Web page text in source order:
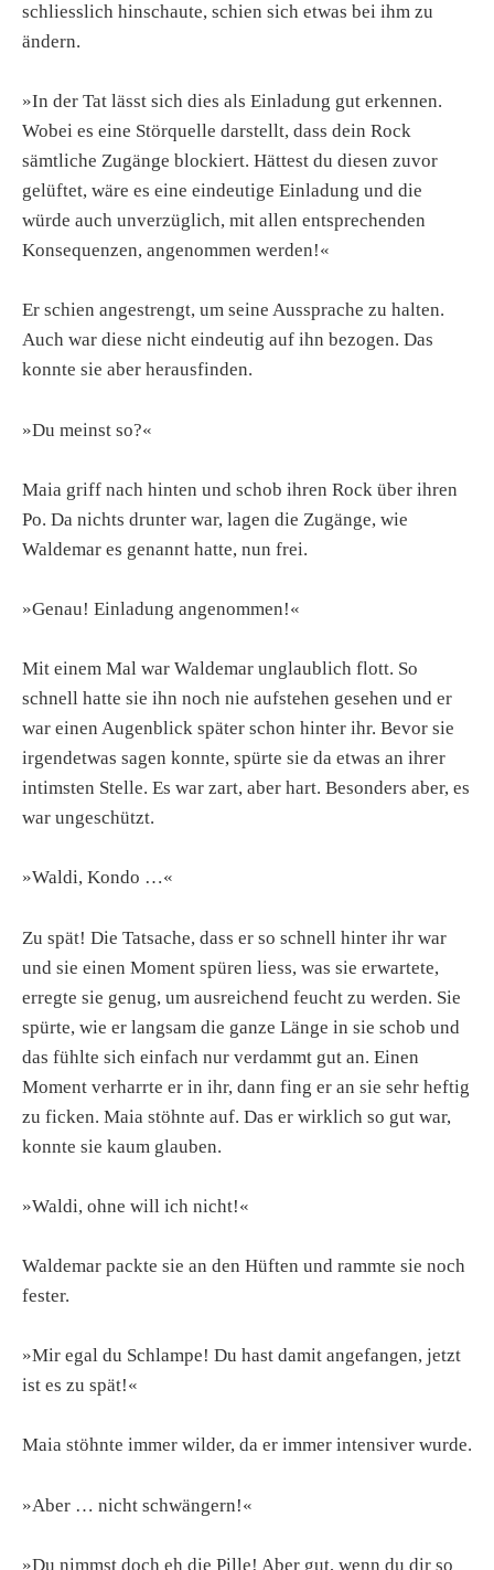
schliesslich hinschaute, schien sich etwas bei ihm zu
ändern.
»In der Tat lässt sich dies als Einladung gut erkennen.
Wobei es eine Störquelle darstellt, dass dein Rock
sämtliche Zugänge blockiert. Hättest du diesen zuvor
gelüftet, wäre es eine eindeutige Einladung und die
würde auch unverzüglich, mit allen entsprechenden
Konsequenzen, angenommen werden!«
Er schien angestrengt, um seine Aussprache zu halten.
Auch war diese nicht eindeutig auf ihn bezogen. Das
konnte sie aber herausfinden.
»Du meinst so?«
Maia griff nach hinten und schob ihren Rock über ihren
Po. Da nichts drunter war, lagen die Zugänge, wie
Waldemar es genannt hatte, nun frei.
»Genau! Einladung angenommen!«
Mit einem Mal war Waldemar unglaublich flott. So
schnell hatte sie ihn noch nie aufstehen gesehen und er
war einen Augenblick später schon hinter ihr. Bevor sie
irgendetwas sagen konnte, spürte sie da etwas an ihrer
intimsten Stelle. Es war zart, aber hart. Besonders aber, es
war ungeschützt.
»Waldi, Kondo …«
Zu spät! Die Tatsache, dass er so schnell hinter ihr war
und sie einen Moment spüren liess, was sie erwartete,
erregte sie genug, um ausreichend feucht zu werden. Sie
spürte, wie er langsam die ganze Länge in sie schob und
das fühlte sich einfach nur verdammt gut an. Einen
Moment verharrte er in ihr, dann fing er an sie sehr heftig
zu ficken. Maia stöhnte auf. Das er wirklich so gut war,
konnte sie kaum glauben.
»Waldi, ohne will ich nicht!«
Waldemar packte sie an den Hüften und rammte sie noch
fester.
»Mir egal du Schlampe! Du hast damit angefangen, jetzt
ist es zu spät!«
Maia stöhnte immer wilder, da er immer intensiver wurde.
»Aber … nicht schwängern!«
»Du nimmst doch eh die Pille! Aber gut, wenn du dir so